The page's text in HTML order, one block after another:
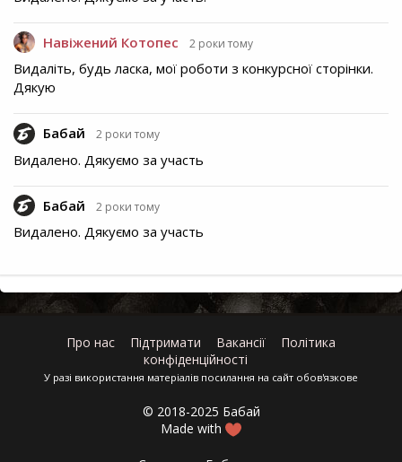
Навіжений Котопес 2 роки тому
Видаліть, будь ласка, мої роботи з конкурсної сторінки.
Дякую
Бабай 2 роки тому
Видалено. Дякуємо за участь
Бабай 2 роки тому
Видалено. Дякуємо за участь
Про нас Підтримати Вакансії
Політика
конфіденційності
У разі використання матеріалів посилання на сайт обов'язкове
© 2018-2025 Бабай
Made with